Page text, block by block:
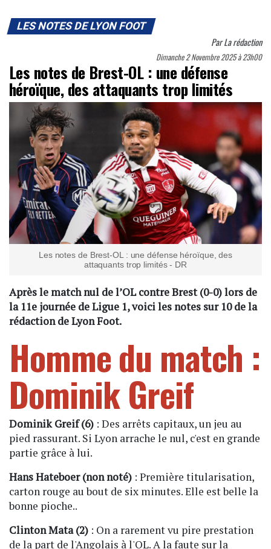
LES NOTES DE LYON FOOT
ParLa rédaction
Dimanche 2 Novembre 2025 à 23h00
Les notes de Brest-OL : une défense
héroïque, des attaquants trop limités
Les notes de Brest-OL : une défense héroïque, des
attaquants trop limités - DR
Après le match nul de l’OL contre Brest (0-0) lors de
la 11e journée de Ligue 1, voici les notes sur 10 de la
rédaction de Lyon Foot.
Homme du match :
Dominik Greif
Dominik Greif (6) : Des arrêts capitaux, un jeu au
pied rassurant. Si Lyon arrache le nul, c'est en grande
partie grâce à lui.
Hans Hateboer (non noté) : Première titularisation,
carton rouge au bout de six minutes. Elle est belle la
bonne pioche..
Clinton Mata (2) : On a rarement vu pire prestation
de la part de l'Angolais à l'OL. A la faute sur la